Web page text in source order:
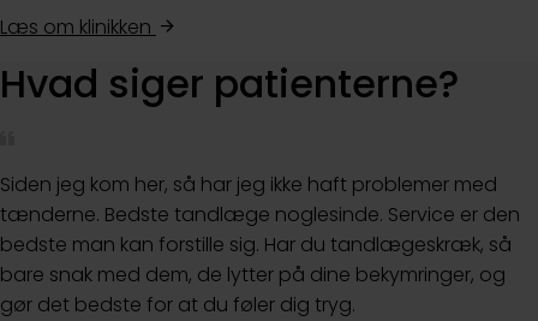
Læs om klinikken
Hvad siger patienterne?
Siden jeg kom her, så har jeg ikke haft problemer med
tænderne. Bedste tandlæge noglesinde. Service er den
bedste man kan forstille sig. Har du tandlægeskræk, så
bare snak med dem, de lytter på dine bekymringer, og
gør det bedste for at du føler dig tryg.